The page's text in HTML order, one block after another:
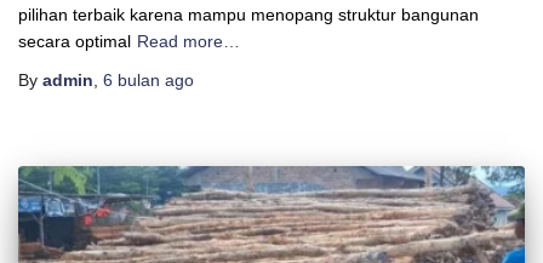
pilihan terbaik karena mampu menopang struktur bangunan
secara optimal Read more…
By admin, 6 bulan ago